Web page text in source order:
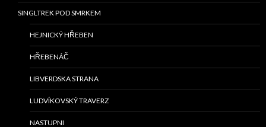
SINGLTREK POD SMRKEM
HEJNICKÝ HŘEBEN
HŘEBENÁČ
LIBVERDSKA STRANA
LUDVÍKOVSKÝ TRAVERZ
NASTUPNI